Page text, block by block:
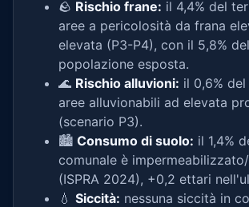
🪨 Rischio frane: il 4,4% del
aree a pericolosità da frana
elevata (P3-P4), con il 5,8%
popolazione esposta.
🌊 Rischio alluvioni: il 0,6%
aree alluvionabili ad elevata
(scenario P3).
🏙️ Consumo di suolo: il 1,4%
comunale è
(ISPRA 2024), +0,2 ettari
💧 Siccità: nessuna siccità in